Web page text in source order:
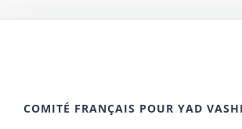
COMITÉ FRANÇAIS POUR YAD